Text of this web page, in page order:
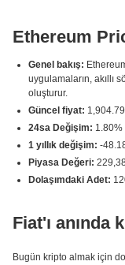
Ethereum
Genel bakış:
uygulamaların, akıllı
oluşturur.
Güncel fiyat: 1,904.79
24sa Değişim: 1.80%
1 yıllık değişim: -
Piyasa Değeri:
Dolaşımdaki Adet:
Fiat'ı anında
Bugün kripto almak için